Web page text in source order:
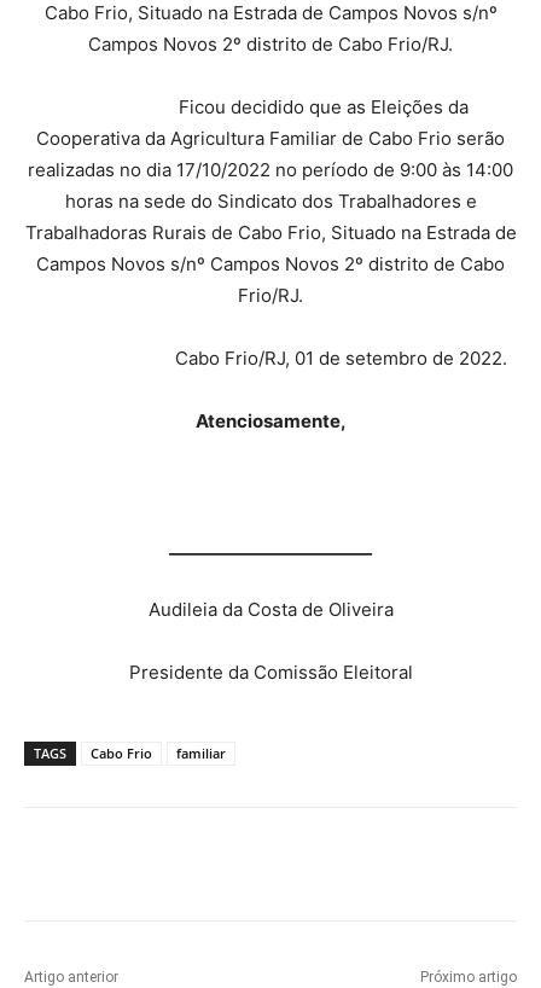
Cabo Frio, Situado na Estrada de Campos Novos s/nº
Campos Novos 2º distrito de Cabo Frio/RJ.
Ficou decidido que as Eleições da
Cooperativa da Agricultura Familiar de Cabo Frio serão
realizadas no dia 17/10/2022 no período de 9:00 às 14:00
horas na sede do Sindicato dos Trabalhadores e
Trabalhadoras Rurais de Cabo Frio, Situado na Estrada de
Campos Novos s/nº Campos Novos 2º distrito de Cabo
Frio/RJ.
Cabo Frio/RJ, 01 de setembro de 2022.
Atenciosamente,
Audileia da Costa de Oliveira
Presidente da Comissão Eleitoral
TAGS Cabo Frio familiar
Artigo anterior Próximo artigo